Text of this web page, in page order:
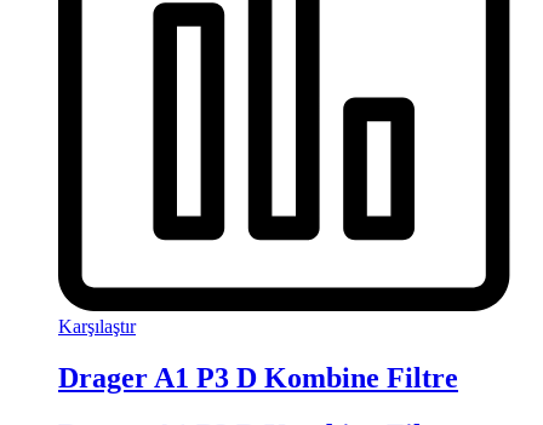
Karşılaştır
Drager A1 P3 D Kombine Filtre